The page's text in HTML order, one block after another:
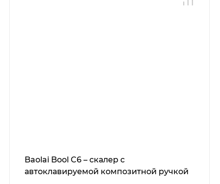
Baolai Bool C6 – скалер с
автоклавируемой композитной ручкой